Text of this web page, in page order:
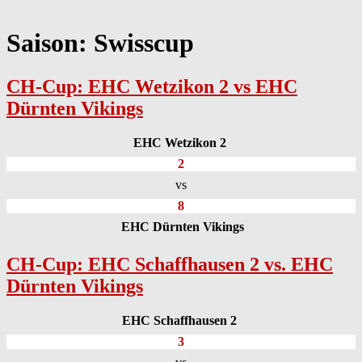
Saison: Swisscup
CH-Cup: EHC Wetzikon 2 vs EHC
Dürnten Vikings
EHC Wetzikon 2
2
vs
8
EHC Dürnten Vikings
CH-Cup: EHC Schaffhausen 2 vs. EHC
Dürnten Vikings
EHC Schaffhausen 2
3